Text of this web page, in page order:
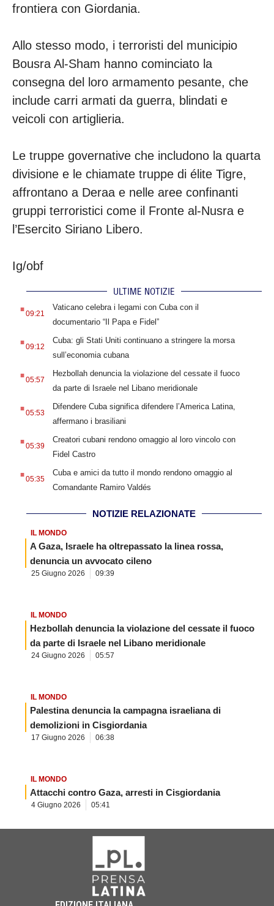
frontiera con Giordania.
Allo stesso modo, i terroristi del municipio
Bousra Al-Sham hanno cominciato la
consegna del loro armamento pesante, che
include carri armati da guerra, blindati e
veicoli con artiglieria.
Le truppe governative che includono la quarta
divisione e le chiamate truppe di élite Tigre,
affrontano a Deraa e nelle aree confinanti
gruppi terroristici come il Fronte al-Nusra e
l’Esercito Siriano Libero.
Ig/obf
ULTIME NOTIZIE
.09:21
Vaticano celebra i legami con Cuba con il
documentario “Il Papa e Fidel”
.09:12
Cuba: gli Stati Uniti continuano a stringere la morsa
sull’economia cubana
.05:57
Hezbollah denuncia la violazione del cessate il fuoco
da parte di Israele nel Libano meridionale
.05:53
Difendere Cuba significa difendere l’America Latina,
affermano i brasiliani
.05:39
Creatori cubani rendono omaggio al loro vincolo con
Fidel Castro
.05:35
Cuba e amici da tutto il mondo rendono omaggio al
Comandante Ramiro Valdés
NOTIZIE RELAZIONATE
IL MONDO
A Gaza, Israele ha oltrepassato la linea rossa,
denuncia un avvocato cileno
25 Giugno 2026 09:39
IL MONDO
Hezbollah denuncia la violazione del cessate il fuoco
da parte di Israele nel Libano meridionale
24 Giugno 2026 05:57
IL MONDO
Palestina denuncia la campagna israeliana di
demolizioni in Cisgiordania
17 Giugno 2026 06:38
IL MONDO
Attacchi contro Gaza, arresti in Cisgiordania
4 Giugno 2026 05:41